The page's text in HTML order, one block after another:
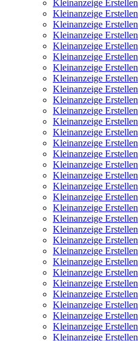
Kleinanzeige Erstellen
Kleinanzeige Erstellen
Kleinanzeige Erstellen
Kleinanzeige Erstellen
Kleinanzeige Erstellen
Kleinanzeige Erstellen
Kleinanzeige Erstellen
Kleinanzeige Erstellen
Kleinanzeige Erstellen
Kleinanzeige Erstellen
Kleinanzeige Erstellen
Kleinanzeige Erstellen
Kleinanzeige Erstellen
Kleinanzeige Erstellen
Kleinanzeige Erstellen
Kleinanzeige Erstellen
Kleinanzeige Erstellen
Kleinanzeige Erstellen
Kleinanzeige Erstellen
Kleinanzeige Erstellen
Kleinanzeige Erstellen
Kleinanzeige Erstellen
Kleinanzeige Erstellen
Kleinanzeige Erstellen
Kleinanzeige Erstellen
Kleinanzeige Erstellen
Kleinanzeige Erstellen
Kleinanzeige Erstellen
Kleinanzeige Erstellen
Kleinanzeige Erstellen
Kleinanzeige Erstellen
Kleinanzeige Erstellen